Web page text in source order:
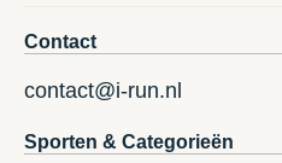
Contact
contact@i-run.nl
Sporten & Categorieën